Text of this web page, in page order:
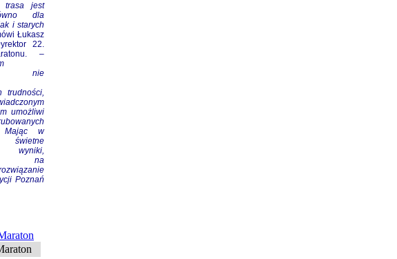
trasa jest
dla
i starych
Łukasz
22.
–
nie
trudności,
umożliwi
Mając w
wyniki,
na
Poznań